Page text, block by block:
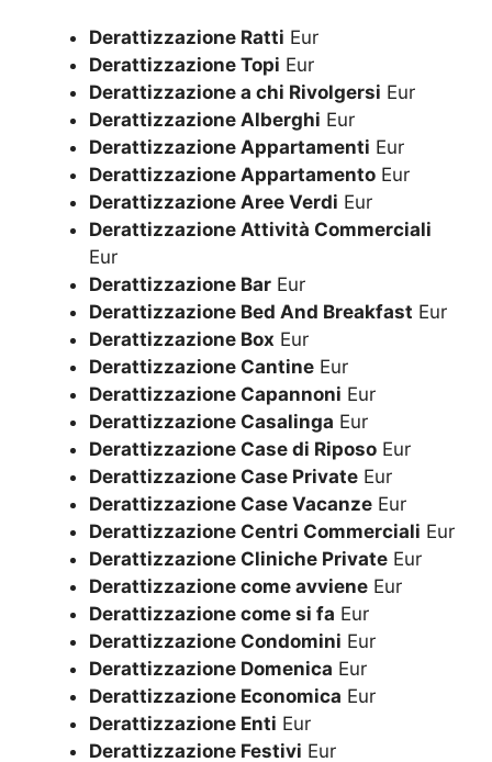
Derattizzazione Ratti Eur
Derattizzazione Topi Eur
Derattizzazione a chi Rivolgersi Eur
Derattizzazione Alberghi Eur
Derattizzazione Appartamenti Eur
Derattizzazione Appartamento Eur
Derattizzazione Aree Verdi Eur
Derattizzazione Attività Commerciali
Eur
Derattizzazione Bar Eur
Derattizzazione Bed And Breakfast Eur
Derattizzazione Box Eur
Derattizzazione Cantine Eur
Derattizzazione Capannoni Eur
Derattizzazione Casalinga Eur
Derattizzazione Case di Riposo Eur
Derattizzazione Case Private Eur
Derattizzazione Case Vacanze Eur
Derattizzazione Centri Commerciali Eur
Derattizzazione Cliniche Private Eur
Derattizzazione come avviene Eur
Derattizzazione come si fa Eur
Derattizzazione Condomini Eur
Derattizzazione Domenica Eur
Derattizzazione Economica Eur
Derattizzazione Enti Eur
Derattizzazione Festivi Eur